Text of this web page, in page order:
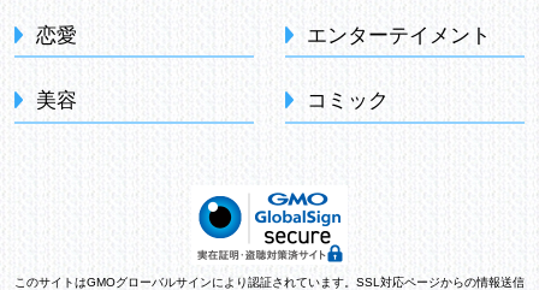
恋愛
美容
エンターテイメント
コミック
このサイトはGMOグローバルサインにより認証されています。SSL対応ページからの情報送信